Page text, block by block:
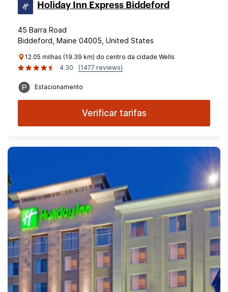
Holiday Inn Express Biddeford
45 Barra Road
Biddeford, Maine 04005, United States
12.05 milhas (19.39 km) do centro da cidade Wells
4.30
(1477 reviews)
Estacionamento
Verificar tarifas